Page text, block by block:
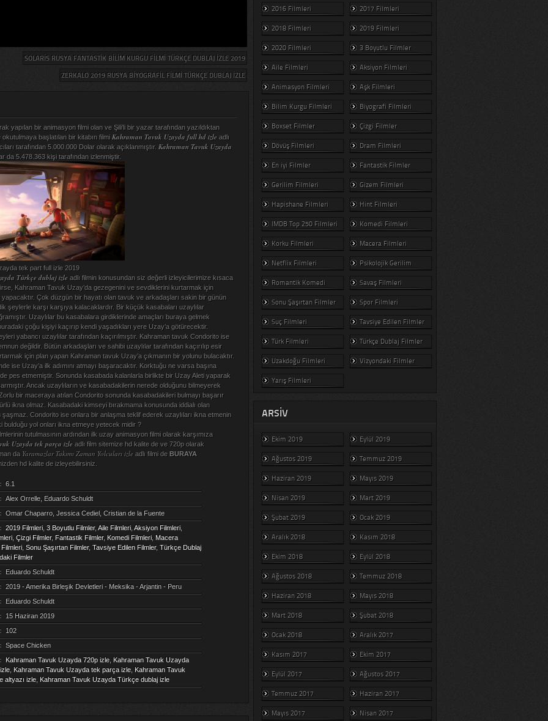
SOLARIS RUSYA FANTASTIK BILIM KURGU FILMI TÜRKÇE DUBLAJ IZLE 2019
ZERKALO 2019 RUSYA BIYOGRAFIL FILMI TÜRKÇE DUBLAJ IZLE
yapılan bir animasyon filmi olan ve Şili’li bir yazar tarafından yazıldıktan
başlatılan bir kitabın filmi Kahraman Tavuk Uzayda full hd izleadlı
tarafından 5.000.000 Dolar olarak açıklanmıştır. Kahraman Tavuk Uzayda
da 5.478.363 kişi tarafından izlenmiştir.
tek part full izle 2019
Türkçe dublaj izleadlı filmin konusundan siz değerli izleyicilerimize kısaca
Kahraman Tavuk Uzay’da gezegenini ve sevdiklerini kurtarmak için
Çok düzgün bir hayatı olan tavuk ve arkadaşları sakin bir günün
şeylerle karşı karşıya kalacaklardır. Bir küçük kasabaları uzaylılar
Uzaylılar bu kasabalara girdiklerinde amaçları buraya gelmek
çoğu kişiyi kaçırıp kendi yaşadıkları yere Uzay’a götürecektir.
yabancı uzaylılar tarafından kaçırılmıştır. Kahraman tavuk Condorito ise
değildir. Bütün arkadaşları ve sahibi uzaylılar tarafından kaçırılıp esir
için plan yapan Kahraman tavuk Uzay’a çıkmanın bir yolunu bulacaktır.
ise Uzay’a ilk adımını atmayı başaracaktır. Korktuğu ne varsa başına
pes etmemiştir. Sonunda kasabada kalanlarla birlikte bir Uzay Aleti yaparak
Ancak uzaylıların ve kasabadakilerin nerede olduğunu bilmeyerek
bir maceraya atılan Condorito sonunda kasabadakileri bulmayı başarır
ikna olmaz. Kasabadaki kimseyi bırakmama konusunda iddialı olan
şaşmaz. Condorito ise onlara bir anlaşma teklif ederek uzaylıları ikna etmenin
bulduğu yol onları ikna etmeye yetecek midir ?
tutulmasının ardından ilk uzay animasyon filmi olarak karşımıza
Uzayda tek parça izleadlı film sitemize hd kalite de ve 720p olarak
da Yaramazlar Takımı Zaman Yolcuları izleadlı filmi de BURAYA
hd kalite de izleyebilirsiniz.
: 6.1
: Alex Orrelle, Eduardo Schuldt
: Omar Chaparro, Jessica Cediel, Cristian de la Fuente
: 2019 Filmleri, 3 Boyutlu Filmler, Aile Filmleri, Aksiyon Filmleri,
, Çizgi Filmler, Fantastik Filmler, Komedi Filmleri, Macera
, Sonu Şaşırtan Filmler, Tavsiye Edilen Filmler, Türkçe Dublaj
Filmler
:
Eduardo Schuldt
: 2019 - Amerika Birleşik Devletleri - Meksika - Arjantin - Peru
:
Eduardo Schuldt
: 15 Haziran 2019
: 102
: Space Chicken
: Kahraman Tavuk Uzayda 720p izle, Kahraman Tavuk Uzayda
, Kahraman Tavuk Uzayda tek parça izle, Kahraman Tavuk
altyazı izle, Kahraman Tavuk Uzayda Türkçe dublaj izle
2016 Filmleri 2017 Filmleri
2018 Filmleri 2019 Filmleri
2020 Filmleri 3 Boyutlu Filmler
Aile Filmleri Aksiyon Filmleri
Animasyon Filmleri Aşk Filmleri
Bilim Kurgu Filmleri Biyografi Filmleri
Boxset Filmler Çizgi Filmler
Dövüş Filmleri Dram Filmleri
En iyi Filmler Fantastik Filmler
Gerilim Filmleri Gizem Filmleri
Hapishane Filmleri Hint Filmleri
IMDB Top 250 Filmleri Komedi Filmleri
Korku Filmleri Macera Filmleri
Netflix Filmleri Psikolojik Gerilim
Romantik Komedi Savaş Filmleri
Sonu Şaşırtan Filmler Spor Filmleri
Suç Filmleri Tavsiye Edilen Filmler
Türk Filmleri Türkçe Dublaj Filmler
Uzakdoğu Filmleri Vizyondaki Filmler
Yarış Filmleri
ARSIV
Ekim 2019 Eylül 2019
Ağustos 2019 Temmuz 2019
Haziran 2019 Mayıs 2019
Nisan 2019 Mart 2019
Şubat 2019 Ocak 2019
Aralık 2018 Kasım 2018
Ekim 2018 Eylül 2018
Ağustos 2018 Temmuz 2018
Haziran 2018 Mayıs 2018
Mart 2018 Şubat 2018
Ocak 2018 Aralık 2017
Kasım 2017 Ekim 2017
Eylül 2017 Ağustos 2017
Temmuz 2017 Haziran 2017
Mayıs 2017 Nisan 2017